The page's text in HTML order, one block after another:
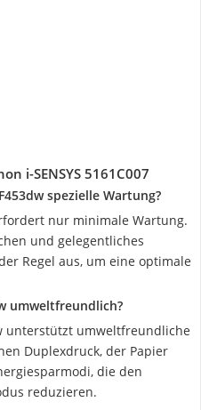
i-SENSYS 5161C007
spezielle Wartung?
nur minimale Wartung.
und gelegentliches
Regel aus, um eine optimale
umweltfreundlich?
unterstützt umweltfreundliche
Duplexdruck, der Papier
die den
reduzieren.